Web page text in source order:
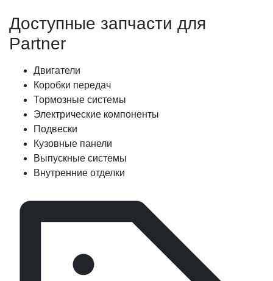
Доступные запчасти для
Partner
Двигатели
Коробки передач
Тормозные системы
Электрические компоненты
Подвески
Кузовные панели
Выпускные системы
Внутренние отделки